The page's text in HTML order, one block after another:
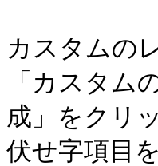
カスタムの
「カスタム
成」をクリ
伏せ字項目